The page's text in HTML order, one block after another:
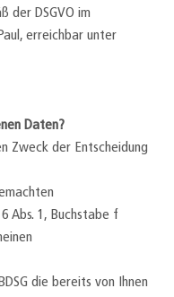
der DSGVO im
erreichbar unter
Daten?
Zweck der Entscheidung
Abs. 1, Buchstabe f
die bereits von Ihnen